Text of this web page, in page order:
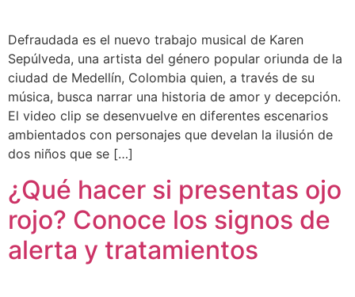
Defraudada es el nuevo trabajo musical de Karen
Sepúlveda, una artista del género popular oriunda de la
ciudad de Medellín, Colombia quien, a través de su
música, busca narrar una historia de amor y decepción.
El video clip se desenvuelve en diferentes escenarios
ambientados con personajes que develan la ilusión de
dos niños que se […]
¿Qué hacer si presentas ojo
rojo? Conoce los signos de
alerta y tratamientos